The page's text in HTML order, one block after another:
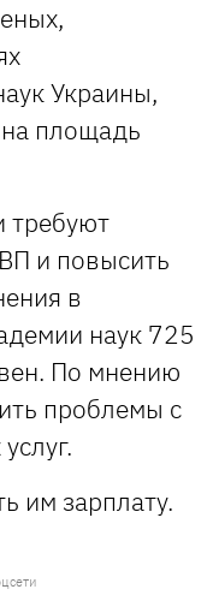
Украины,
площадь
требуют
и повысить
в
наук 725
По мнению
проблемы с